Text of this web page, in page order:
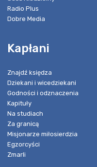
Radio Plus
Dobre Media
Kapłani
Znajdź księdza
Dziekani i wicedziekani
Godności i odznaczenia
Kapituły
Na studiach
Za granicą
Misjonarze miłosierdzia
Egzorcyści
Zmarli